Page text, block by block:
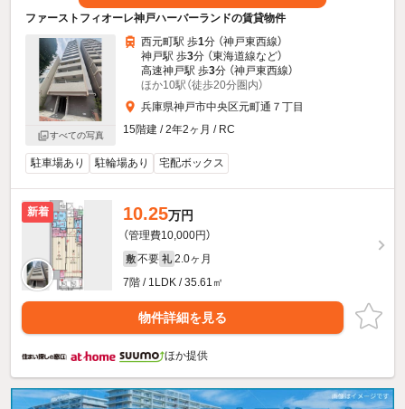
ファーストフィオーレ神戸ハーバーランドの賃貸物件
すべての写真
西元町駅 歩1分 （神戸東西線）
神戸駅 歩3分 （東海道線など）
高速神戸駅 歩3分 （神戸東西線）
ほか10駅（徒歩20分圏内）
兵庫県神戸市中央区元町通７丁目
15階建 / 2年2ヶ月 / RC
駐車場あり 駐輪場あり 宅配ボックス
新着 10.25万円
（管理費10,000円）
敷 不要 礼 2.0ヶ月
7階 / 1LDK / 35.61㎡
物件詳細を見る
ほか提供